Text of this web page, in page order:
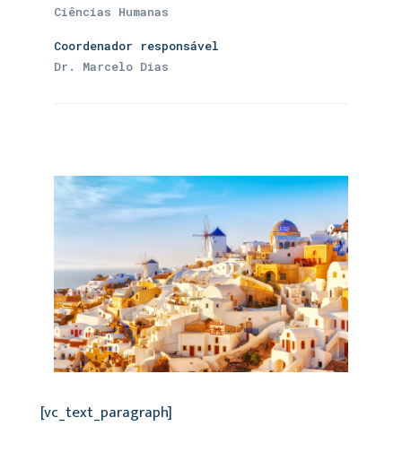
Ciências Humanas
Coordenador responsável
Dr. Marcelo Dias
[vc_text_paragraph]